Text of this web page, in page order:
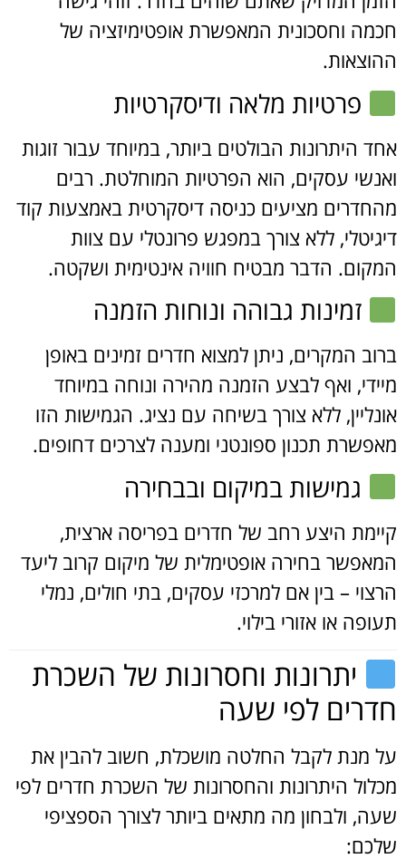
חכמה וחסכונית המאפשרת אופטימיזציה של
ההוצאות.
פרטיות מלאה ודיסקרטיות
אחד היתרונות הבולטים ביותר, במיוחד עבור זוגות
ואנשי עסקים, הוא הפרטיות המוחלטת. רבים
מהחדרים מציעים כניסה דיסקרטית באמצעות קוד
דיגיטלי, ללא צורך במפגש פרונטלי עם צוות
המקום. הדבר מבטיח חוויה אינטימית ושקטה.
זמינות גבוהה ונוחות הזמנה
ברוב המקרים, ניתן למצוא חדרים זמינים באופן
מיידי, ואף לבצע הזמנה מהירה ונוחה במיוחד
אונליין, ללא צורך בשיחה עם נציג. הגמישות הזו
מאפשרת תכנון ספונטני ומענה לצרכים דחופים.
גמישות במיקום ובבחירה
קיימת היצע רחב של חדרים בפריסה ארצית,
המאפשר בחירה אופטימלית של מיקום קרוב ליעד
הרצוי – בין אם למרכזי עסקים, בתי חולים, נמלי
תעופה או אזורי בילוי.
יתרונות וחסרונות של השכרת
חדרים לפי שעה
על מנת לקבל החלטה מושכלת, חשוב להבין את
מכלול היתרונות והחסרונות של השכרת חדרים לפי
שעה, ולבחון מה מתאים ביותר לצורך הספציפי
שלכם: